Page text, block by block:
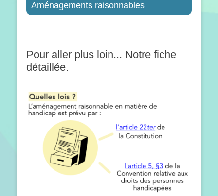
Aménagements raisonnables
Pour aller plus loin... Notre fiche
détaillée.